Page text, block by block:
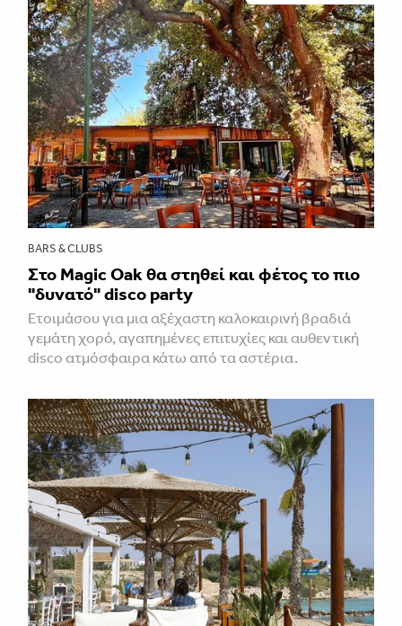
BARS & CLUBS
Στο Magic Oak θα στηθεί και φέτος το πιο
"δυνατό" disco party
Ετοιμάσου για μια αξέχαστη καλοκαιρινή βραδιά
γεμάτη χορό, αγαπημένες επιτυχίες και αυθεντική
disco ατμόσφαιρα κάτω από τα αστέρια.